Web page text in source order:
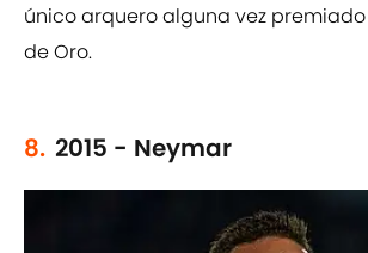
único arquero alguna vez
de Oro.
8. 2015 - Neymar